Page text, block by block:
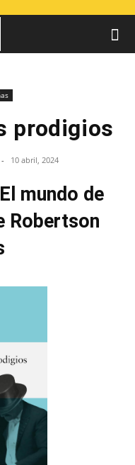
prodigios
- 10 abril, 2024
mundo de
Robertson